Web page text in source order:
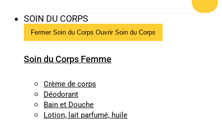
SOIN DU CORPS
Fermer Soin du Corps Ouvrir Soin du Corps
Soin du Corps Femme
Crème de corps
Déodorant
Bain et Douche
Lotion, lait parfumé, huile